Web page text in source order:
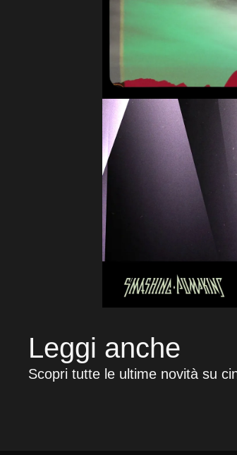
Leggi anche
Scopri tutte le ultime novità su